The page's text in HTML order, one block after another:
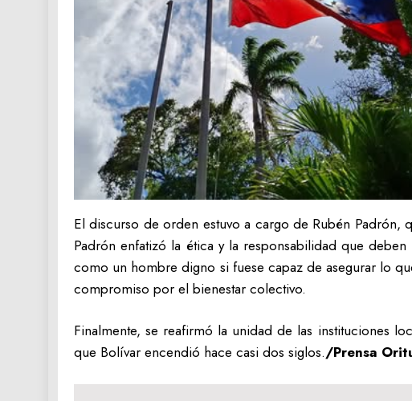
El discurso de orden estuvo a cargo de Rubén Padrón,
Padrón enfatizó la ética y la responsabilidad que
como un hombre digno si fuese capaz de asegurar lo
compromiso por el bienestar colectivo.
Finalmente, se reafirmó la unidad de las instituciones
que Bolívar encendió hace casi dos siglos./Prensa